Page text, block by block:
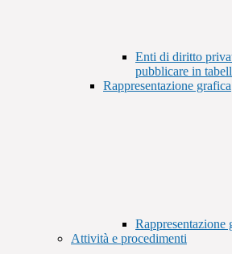
Enti di diritto
pubblicare in
Rappresentazione grafica
Rappresentazione
Attività e procedimenti